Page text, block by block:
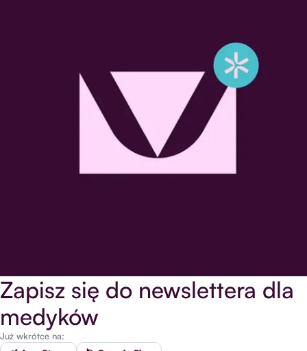
Zapisz się do newslettera dla
medyków
Już wkrótce na: